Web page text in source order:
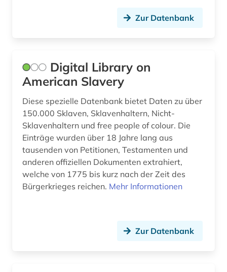
militärgeschichte (1)
mittelalterstudien (1)
mittelamerika (1)
musikwissenschaft (1)
nordamerika (1)
panama (1)
personenbezogene daten (1)
postkoloniale studien (1)
Zur Datenbank
Digital Library on
American Slavery
Diese spezielle Datenbank bietet Daten zu über
150.000 Sklaven, Sklavenhaltern, Nicht-
Sklavenhaltern und free people of colour. Die
Einträge wurden über 18 Jahre lang aus
tausenden von Petitionen, Testamenten und
anderen offiziellen Dokumenten extrahiert,
welche von 1775 bis kurz nach der Zeit des
Bürgerkrieges reichen. Mehr Informationen
Zur Datenbank